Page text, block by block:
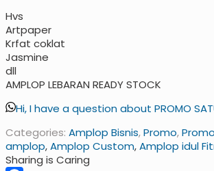
Hvs
Artpaper
Krfat coklat
Jasmine
dll
AMPLOP LEBARAN READY STOCK
Hi, I have a question about PROMO
Categories: Amplop Bisnis,Promo,
amplop,Amplop Custom,Amplop idul
Sharing is Caring